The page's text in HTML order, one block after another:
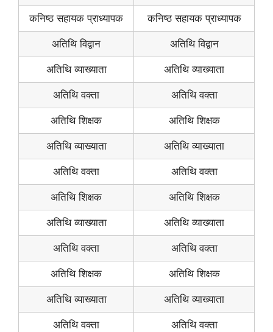
कनिष्ठ सहायक प्राध्यापक कनिष्ठ सहायक प्राध्यापक
अतिथि विद्वान अतिथि विद्वान
अतिथि व्याख्याता अतिथि व्याख्याता
अतिथि वक्ता अतिथि वक्ता
अतिथि शिक्षक अतिथि शिक्षक
अतिथि व्याख्याता अतिथि व्याख्याता
अतिथि वक्ता अतिथि वक्ता
अतिथि शिक्षक अतिथि शिक्षक
अतिथि व्याख्याता अतिथि व्याख्याता
अतिथि वक्ता अतिथि वक्ता
अतिथि शिक्षक अतिथि शिक्षक
अतिथि व्याख्याता अतिथि व्याख्याता
अतिथि वक्ता अतिथि वक्ता